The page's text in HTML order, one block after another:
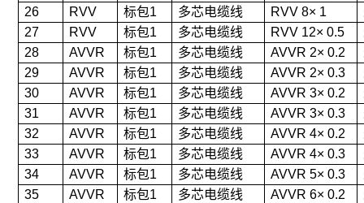
26
RVV 标包1 多芯电缆线 RVV 8× 1
27
RVV 标包1 多芯电缆线 RVV 12× 0.5
28
AVVR 标包1 多芯电缆线 AVVR 2× 0.2
29
AVVR 标包1 多芯电缆线 AVVR 2× 0.3
30
AVVR 标包1 多芯电缆线 AVVR 3× 0.2
31
AVVR 标包1 多芯电缆线 AVVR 3× 0.3
32
AVVR 标包1 多芯电缆线 AVVR 4× 0.2
33
AVVR 标包1 多芯电缆线 AVVR 4× 0.3
34
AVVR 标包1 多芯电缆线 AVVR 5× 0.3
35
AVVR 标包1 多芯电缆线 AVVR 6× 0.2